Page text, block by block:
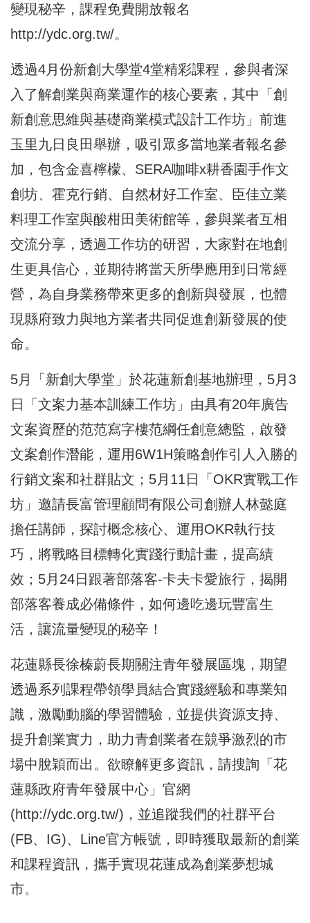
變現秘辛，課程免費開放報名
http://ydc.org.tw/。
透過4月份新創大學堂4堂精彩課程，參與者深
入了解創業與商業運作的核心要素，其中「創
新創意思維與基礎商業模式設計工作坊」前進
玉里九日良田舉辦，吸引眾多當地業者報名參
加，包含金喜檸檬、SERA咖啡x耕香園手作文
創坊、霍克行銷、自然材好工作室、臣佳立業
料理工作室與酸柑田美術館等，參與業者互相
交流分享，透過工作坊的研習，大家對在地創
生更具信心，並期待將當天所學應用到日常經
營，為自身業務帶來更多的創新與發展，也體
現縣府致力與地方業者共同促進創新發展的使
命。
5月「新創大學堂」於花蓮新創基地辦理，5月3
日「文案力基本訓練工作坊」由具有20年廣告
文案資歷的范范寫字樓范綱任創意總監，啟發
文案創作潛能，運用6W1H策略創作引人入勝的
行銷文案和社群貼文；5月11日「OKR實戰工作
坊」邀請長富管理顧問有限公司創辦人林懿庭
擔任講師，探討概念核心、運用OKR執行技
巧，將戰略目標轉化實踐行動計畫，提高績
效；5月24日跟著部落客-卡夫卡愛旅行，揭開
部落客養成必備條件，如何邊吃邊玩豐富生
活，讓流量變現的秘辛！
花蓮縣長徐榛蔚長期關注青年發展區塊，期望
透過系列課程帶領學員結合實踐經驗和專業知
識，激勵動腦的學習體驗，並提供資源支持、
提升創業實力，助力青創業者在競爭激烈的市
場中脫穎而出。欲瞭解更多資訊，請搜詢「花
蓮縣政府青年發展中心」官網
(http://ydc.org.tw/)，並追蹤我們的社群平台
(FB、IG)、Line官方帳號，即時獲取最新的創業
和課程資訊，攜手實現花蓮成為創業夢想城
市。